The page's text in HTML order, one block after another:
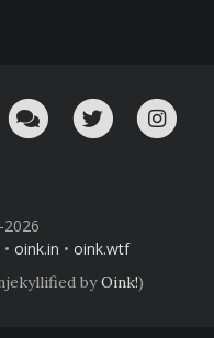
en Telegram!
TV Charla con nosotros
Twitter
• oink.in • oink.wtf
byOink!)